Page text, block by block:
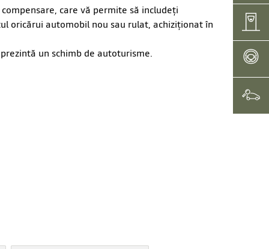
TEST-
TRADE
care vă permite să includeţi
oricărui automobil nou sau rulat, achiziţionat în
un schimb de autoturisme.